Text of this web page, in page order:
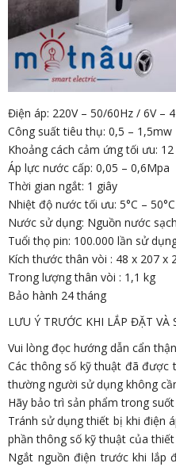
Điện áp: 220V – 50/60Hz / 6V –
Công suất tiêu thụ: 0,5 – 1,5mw
Khoảng cách cảm ứng tối ưu:
Áp lực nước cấp: 0,05 – 0,6Mpa
Thời gian ngắt: 1 giây
Nhiệt độ nước tối ưu: 5°C – 50°C
Nước sử dụng: Nguồn nước
Tuổi thọ pin: 100.000 lần sử
Kích thước thân vòi : 48 x 207 x
Trong lượng thân vòi : 1,1 kg
Bảo hành 24 tháng
LƯU Ý TRƯỚC KHI LẮP ĐẶT VÀ
Vui lòng đọc hướng dẫn cẩn
Các thông số kỹ thuật đã được
thường người sử dụng không
Hãy bảo trì sản phẩm trong
Tránh sử dụng thiết bị khi điện
phần thông số kỹ thuật của thiết
Ngắt nguồn điện trước khi lắp